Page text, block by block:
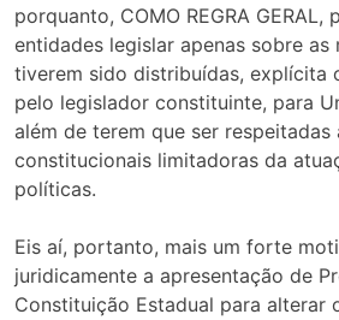
porquanto, COMO REGRA GERAL,
entidades legislar apenas sobre as
tiverem sido distribuídas, explícita
pelo legislador constituinte, para
além de terem que ser respeitadas
constitucionais limitadoras da
políticas.
Eis aí, portanto, mais um forte
juridicamente a apresentação de
Constituição Estadual para alterar